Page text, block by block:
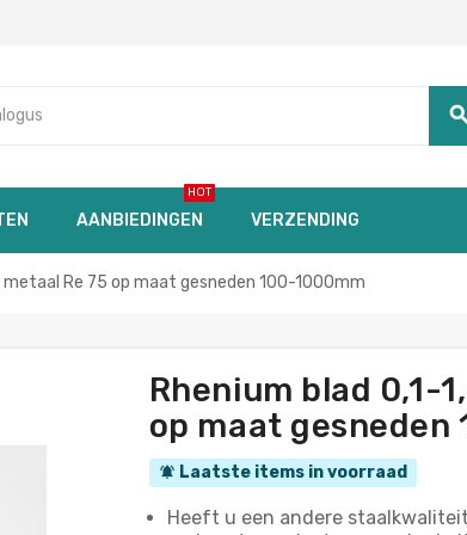
AANBIEDINGEN
HOT
VERZENDING
metaal Re 75 op maat gesneden 100-1000mm
Rhenium blad 0,1-
op maat gesneden
notifications_active Laatste items in voorraad
Heeft u een andere